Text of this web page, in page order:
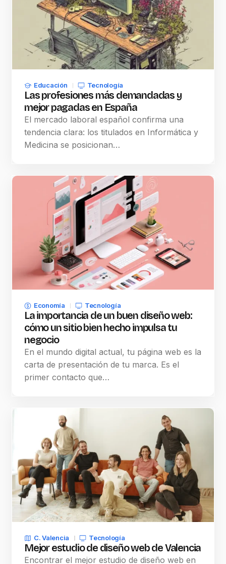
Educación Tecnología
Las profesiones más demandadas y
mejor pagadas en España
El mercado laboral español confirma una
tendencia clara: los titulados en Informática y
Medicina se posicionan…
Economía Tecnología
La importancia de un buen diseño web:
cómo un sitio bien hecho impulsa tu
negocio
En el mundo digital actual, tu página web es la
carta de presentación de tu marca. Es el
primer contacto que…
C. Valencia Tecnología
Mejor estudio de diseño web de Valencia
Encontrar el mejor estudio de diseño web en